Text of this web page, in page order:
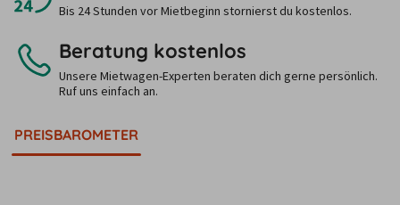
Bis 24 Stunden vor Mietbeginn stornierst du kostenlos.
Beratung kostenlos
Unsere Mietwagen-Experten beraten dich gerne persönlich.
Ruf uns einfach an.
PREISBAROMETER